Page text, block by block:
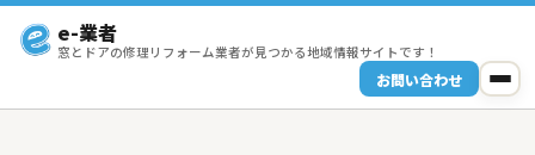
e-業者
窓とドアの修理リフォーム業者が見つかる地域情報サイトです！
お問い合わせ